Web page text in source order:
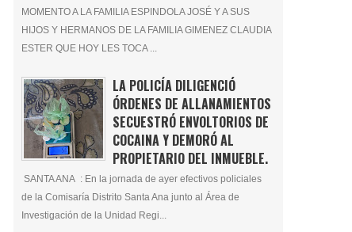
MOMENTO A LA FAMILIA ESPINDOLA JOSÉ Y A SUS
HIJOS Y HERMANOS DE LA FAMILIA GIMENEZ CLAUDIA
ESTER QUE HOY LES TOCA ...
LA POLICÍA DILIGENCIÓ
ÓRDENES DE ALLANAMIENTOS
SECUESTRÓ ENVOLTORIOS DE
COCAINA Y DEMORÓ AL
PROPIETARIO DEL INMUEBLE.
SANTA ANA : En la jornada de ayer efectivos policiales
de la Comisaría Distrito Santa Ana junto al Área de
Investigación de la Unidad Regi...